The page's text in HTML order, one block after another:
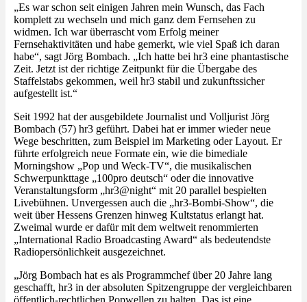
„Es war schon seit einigen Jahren mein Wunsch, das Fach
komplett zu wechseln und mich ganz dem Fernsehen zu
widmen. Ich war überrascht vom Erfolg meiner
Fernsehaktivitäten und habe gemerkt, wie viel Spaß ich daran
habe“, sagt Jörg Bombach. „Ich hatte bei hr3 eine phantastische
Zeit. Jetzt ist der richtige Zeitpunkt für die Übergabe des
Staffelstabs gekommen, weil hr3 stabil und zukunftssicher
aufgestellt ist.“
Seit 1992 hat der ausgebildete Journalist und Volljurist Jörg
Bombach (57) hr3 geführt. Dabei hat er immer wieder neue
Wege beschritten, zum Beispiel im Marketing oder Layout. Er
führte erfolgreich neue Formate ein, wie die bimediale
Morningshow „Pop und Weck-TV“, die musikalischen
Schwerpunkttage „100pro deutsch“ oder die innovative
Veranstaltungsform „hr3@night“ mit 20 parallel bespielten
Livebühnen. Unvergessen auch die „hr3-Bombi-Show“, die
weit über Hessens Grenzen hinweg Kultstatus erlangt hat.
Zweimal wurde er dafür mit dem weltweit renommierten
„International Radio Broadcasting Award“ als bedeutendste
Radiopersönlichkeit ausgezeichnet.
„Jörg Bombach hat es als Programmchef über 20 Jahre lang
geschafft, hr3 in der absoluten Spitzengruppe der vergleichbaren
öffentlich-rechtlichen Popwellen zu halten. Das ist eine